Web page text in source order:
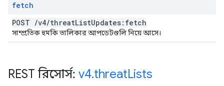
fetch
POST /v4/threatListUpdates:fetch
সাম্প্রতিক হুমকি তালিকার আপডেটগুলি নিয়ে আসে।
REST রিসোর্স: v4.threatLists